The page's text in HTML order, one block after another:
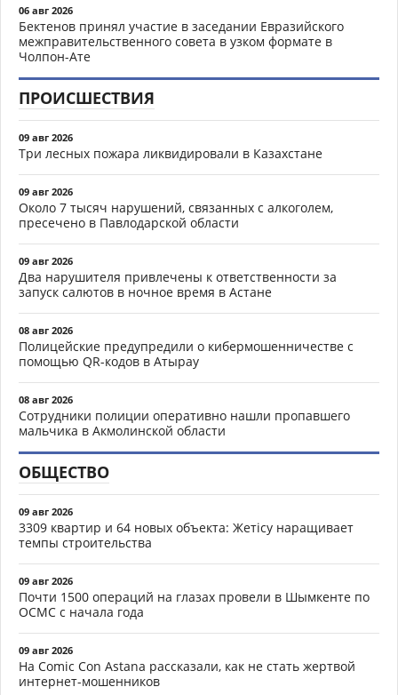
06 авг 2026
Бектенов принял участие в заседании Евразийского
межправительственного совета в узком формате в
Чолпон-Ате
ПРОИСШЕСТВИЯ
09 авг 2026
Три лесных пожара ликвидировали в Казахстане
09 авг 2026
Около 7 тысяч нарушений, связанных с алкоголем,
пресечено в Павлодарской области
09 авг 2026
Два нарушителя привлечены к ответственности за
запуск салютов в ночное время в Астане
08 авг 2026
Полицейские предупредили о кибермошенничестве с
помощью QR-кодов в Атырау
08 авг 2026
Сотрудники полиции оперативно нашли пропавшего
мальчика в Акмолинской области
ОБЩЕСТВО
09 авг 2026
3309 квартир и 64 новых объекта: Жетісу наращивает
темпы строительства
09 авг 2026
Почти 1500 операций на глазах провели в Шымкенте по
ОСМС с начала года
09 авг 2026
На Comic Con Astana рассказали, как не стать жертвой
интернет-мошенников